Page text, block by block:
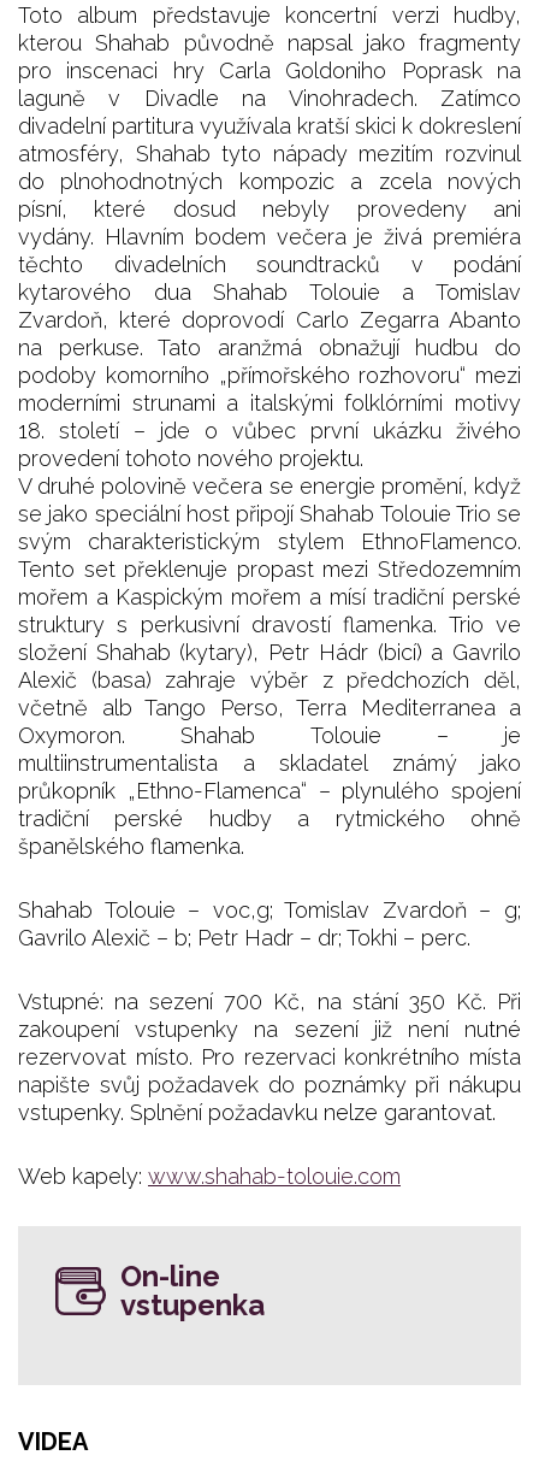
Toto album představuje koncertní verzi hudby,
kterou Shahab původně napsal jako fragmenty
pro inscenaci hry Carla Goldoniho Poprask na
laguně v Divadle na Vinohradech. Zatímco
divadelní partitura využívala kratší skici k dokreslení
atmosféry, Shahab tyto nápady mezitím rozvinul
do plnohodnotných kompozic a zcela nových
písní, které dosud nebyly provedeny ani
vydány. Hlavním bodem večera je živá premiéra
těchto divadelních soundtracků v podání
kytarového dua Shahab Tolouie a Tomislav
Zvardoň, které doprovodí Carlo Zegarra Abanto
na perkuse. Tato aranžmá obnažují hudbu do
podoby komorního „přímořského rozhovoru“ mezi
moderními strunami a italskými folklórními motivy
18. století – jde o vůbec první ukázku živého
provedení tohoto nového projektu.
V druhé polovině večera se energie promění, když
se jako speciální host připojí Shahab Tolouie Trio se
svým charakteristickým stylem EthnoFlamenco.
Tento set překlenuje propast mezi Středozemním
mořem a Kaspickým mořem a mísí tradiční perské
struktury s perkusivní dravostí flamenka. Trio ve
složení Shahab (kytary), Petr Hádr (bicí) a Gavrilo
Alexič (basa) zahraje výběr z předchozích děl,
včetně alb Tango Perso, Terra Mediterranea a
Oxymoron. Shahab Tolouie – je
multiinstrumentalista a skladatel známý jako
průkopník „Ethno-Flamenca“ – plynulého spojení
tradiční perské hudby a rytmického ohně
španělského flamenka.
Shahab Tolouie – voc,g; Tomislav Zvardoň – g;
Gavrilo Alexič – b; Petr Hadr – dr; Tokhi – perc.
Vstupné: na sezení 700 Kč, na stání 350 Kč. Při
zakoupení vstupenky na sezení již není nutné
rezervovat místo. Pro rezervaci konkrétního místa
napište svůj požadavek do poznámky při nákupu
vstupenky. Splnění požadavku nelze garantovat.
Web kapely: www.shahab-tolouie.com
On-line
vstupenka
VIDEA